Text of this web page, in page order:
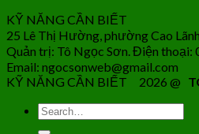
KỸ NĂNG CẦN BIẾT
25 Lê Thị Hường, phường Cao
Quản trị: Tô Ngọc Sơn. Điện thoại:
Email: ngocsonweb@gmail.com
KỸ NĂNG CẦN BIẾT 2026 @